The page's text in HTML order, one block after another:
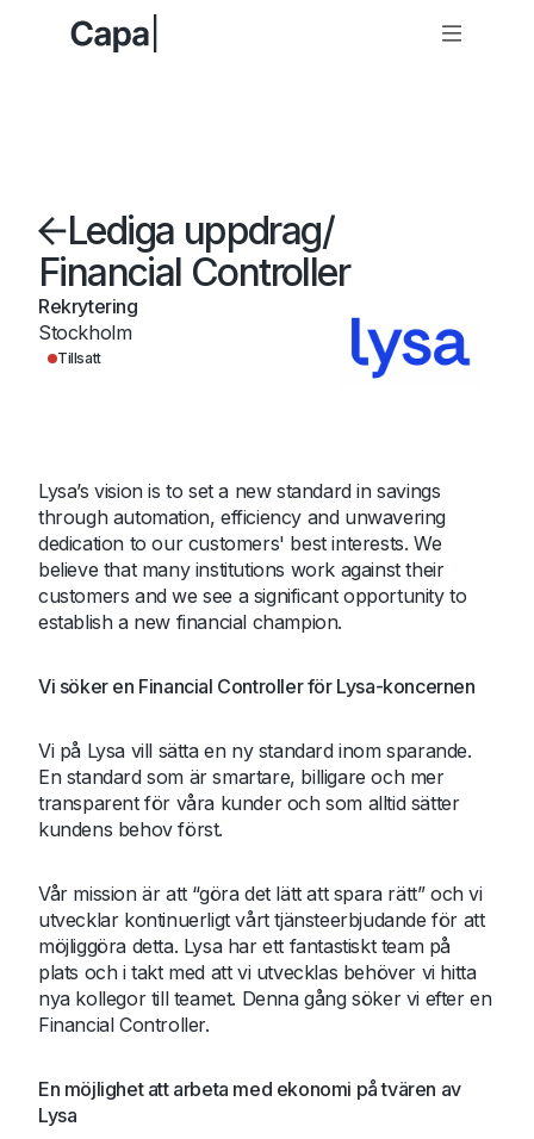
Lediga uppdrag/
Financial Controller
Rekrytering
Stockholm
Tillsatt
Lysa’s vision is to set a new standard in savings
through automation, efficiency and unwavering
dedication to our customers' best interests. We
believe that many institutions work against their
customers and we see a significant opportunity to
establish a new financial champion.
Vi söker en Financial Controller för Lysa-koncernen
Vi på Lysa vill sätta en ny standard inom sparande.
En standard som är smartare, billigare och mer
transparent för våra kunder och som alltid sätter
kundens behov först.
Vår mission är att “göra det lätt att spara rätt” och vi
utvecklar kontinuerligt vårt tjänsteerbjudande för att
möjliggöra detta. Lysa har ett fantastiskt team på
plats och i takt med att vi utvecklas behöver vi hitta
nya kollegor till teamet. Denna gång söker vi efter en
Financial Controller.
En möjlighet att arbeta med ekonomi på tvären av
Lysa